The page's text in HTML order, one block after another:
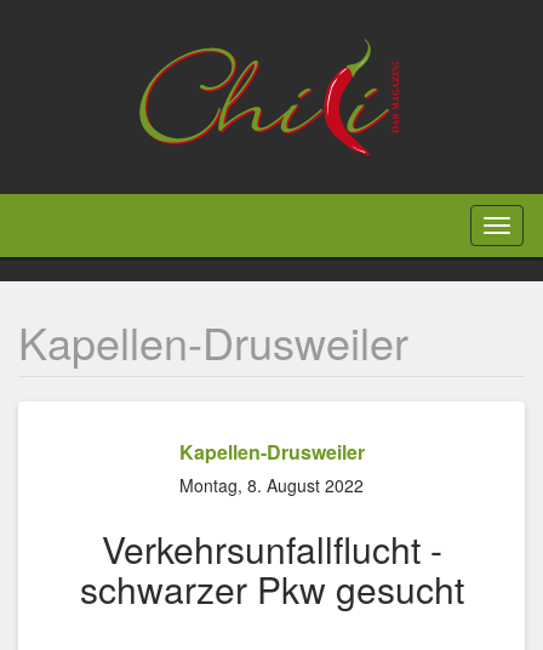
Kapellen-Drusweiler
Kapellen-Drusweiler
Montag, 8. August 2022
Verkehrsunfallflucht -
schwarzer Pkw gesucht